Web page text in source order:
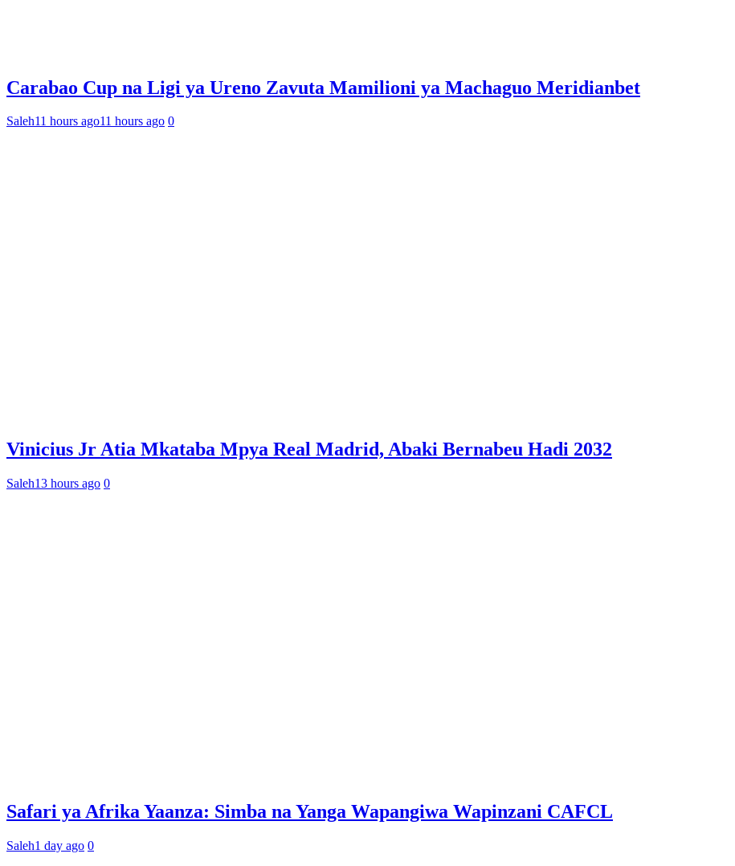
Carabao Cup na Ligi ya Ureno Zavuta Mamilioni ya Machaguo Meridianbet
Saleh11 hours ago11 hours ago 0
Vinicius Jr Atia Mkataba Mpya Real Madrid, Abaki Bernabeu Hadi 2032
Saleh13 hours ago 0
Safari ya Afrika Yaanza: Simba na Yanga Wapangiwa Wapinzani CAFCL
Saleh1 day ago 0